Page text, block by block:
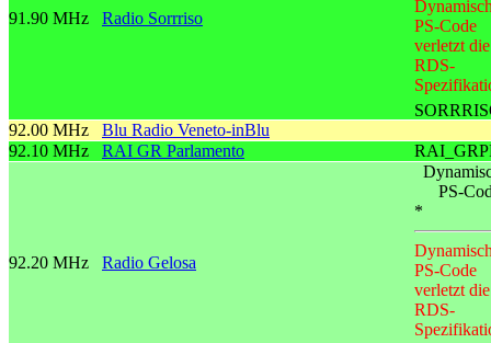
91.90 MHz Radio Sorrriso
PS-Code
verletzt die
RDS-
92.00 MHz
Blu Radio Veneto-inBlu
92.10 MHz
RAI GR Parlamento
92.20 MHz Radio Gelosa
PS-
*
PS-Code
verletzt die
RDS-